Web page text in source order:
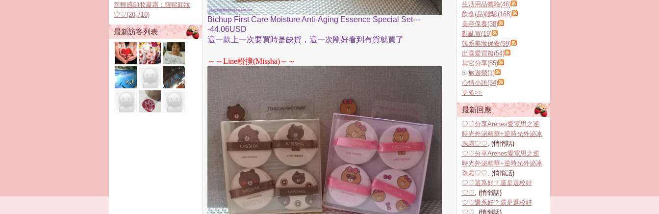
Bichup First Care Moisture Anti-Aging Essence Special Set---
-44.06USD
這一款上一次要買時是缺貨，這一次剛好看到有貨就買了
～～Line粉撲(Missha)～～
生活用品體驗(46)
飲食(品)體驗(168)
美容保養(38)
亂亂買(19)
韓系美妝保養(99)
出國愛買篇(54)
其它分享(85)
旅遊類(1)
心情小語(34)
更多>>
最新回應
♡♡分享Arenes愛霓思之逆
時光外泌精華+逆時光外泌冰
珠霜♡♡, (悄悄話)
♡♡分享Arenes愛霓思之逆
時光外泌精華+逆時光外泌冰
珠霜♡♡, (悄悄話)
♡♡選系好？還是選校好
♡♡, (悄悄話)
♡♡選系好？還是選校好
♡♡ , (悄悄話)
萃輕感卸妝凝霜：輕鬆卸妝
♡♡(28,710)
最新訪客列表